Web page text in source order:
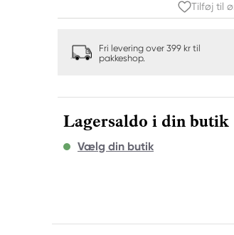
Tilføj til
Fri levering over 399 kr til
pakkeshop.
Lagersaldo i din butik
Vælg din butik